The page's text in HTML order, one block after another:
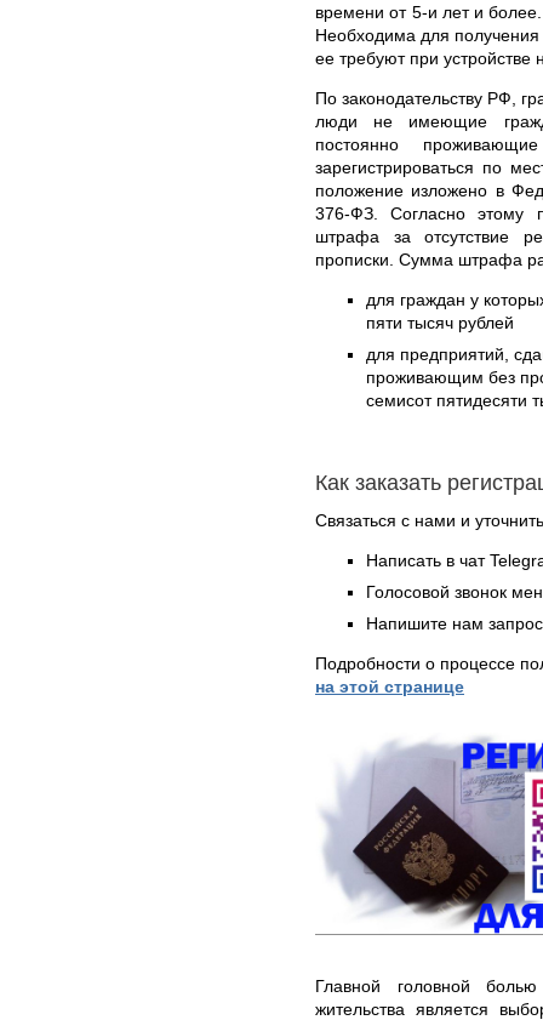
времени от 5-и лет и
Необходима для получения
ее требуют при устройстве
По законодательству РФ,
люди не имеющие
постоянно
зарегистрироваться по
положение изложено в
376-ФЗ. Согласно этому
штрафа за отсутствие
прописки. Сумма штрафа
для граждан у
пяти тысяч рублей
для предприятий,
проживающим без
семисот пятидесяти
Как заказать
Связаться с нами и
Написать в чат
Голосовой звонок
Напишите нам
Подробности о процессе
на этой странице
Главной головной
жительства является